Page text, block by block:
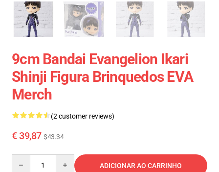
9cm Bandai Evangelion Ikari
Shinji Figura Brinquedos EVA
Merch
(2 customer reviews)
€ 39,87 $43.34
ADICIONAR AO CARRINHO